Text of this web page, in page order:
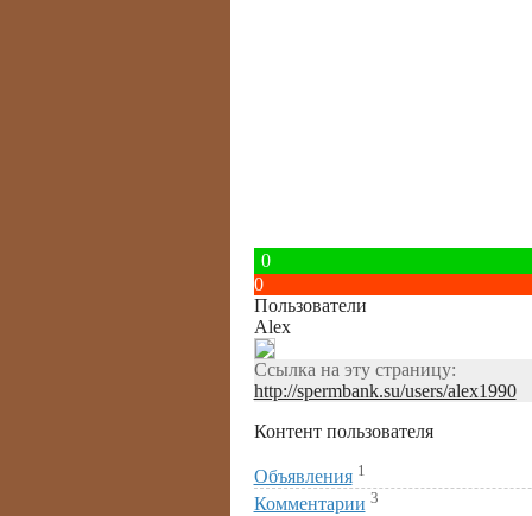
0
0
Пользователи
Alex
Ссылка на эту страницу:
http://spermbank.su/users/alex1990
Контент пользователя
Объявления 1
Комментарии 3